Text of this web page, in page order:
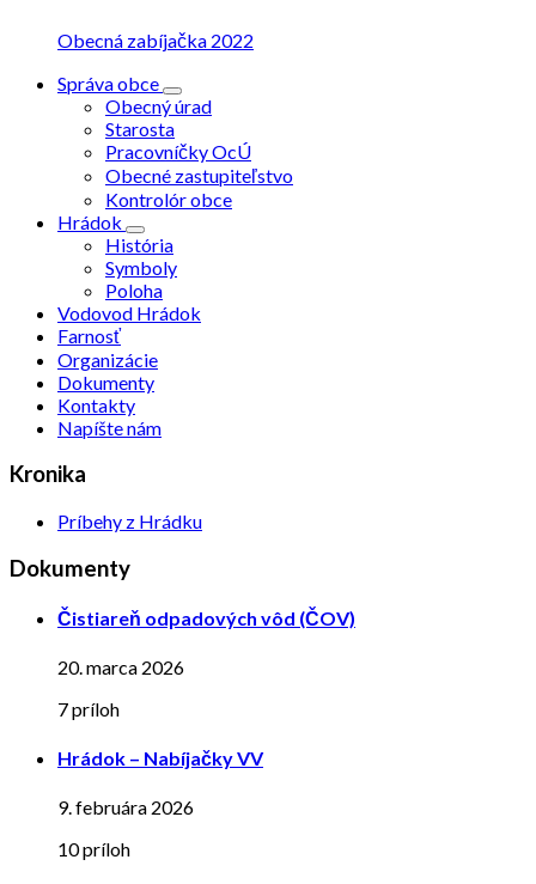
Obecná zabíjačka 2022
Správa obce
Obecný úrad
Starosta
Pracovníčky OcÚ
Obecné zastupiteľstvo
Kontrolór obce
Hrádok
História
Symboly
Poloha
Vodovod Hrádok
Farnosť
Organizácie
Dokumenty
Kontakty
Napíšte nám
Kronika
Príbehy z Hrádku
Dokumenty
Čistiareň odpadových vôd (ČOV)
20. marca 2026
7 príloh
Hrádok – Nabíjačky VV
9. februára 2026
10 príloh